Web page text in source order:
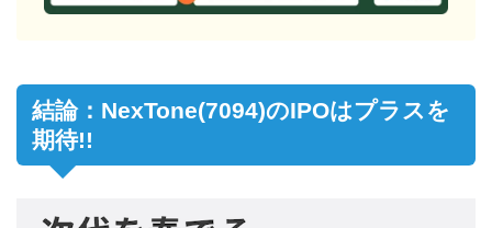
結論：NexTone(7094)のIPOはプラスを
期待!!